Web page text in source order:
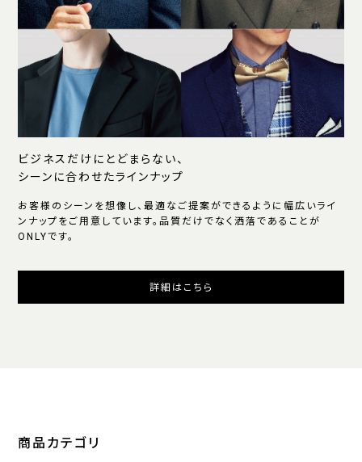
ビジネスだけにとどまらない、
シーンに合わせたラインナップ
お客様のシーンを想像し、最適なご提案ができるように幅広いライ
ンナップをご用意しています。品質だけでなく洒落であることが
ONLYです。
詳細はこちら
商品カテゴリ